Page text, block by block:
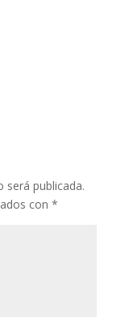
será publicada.
con *